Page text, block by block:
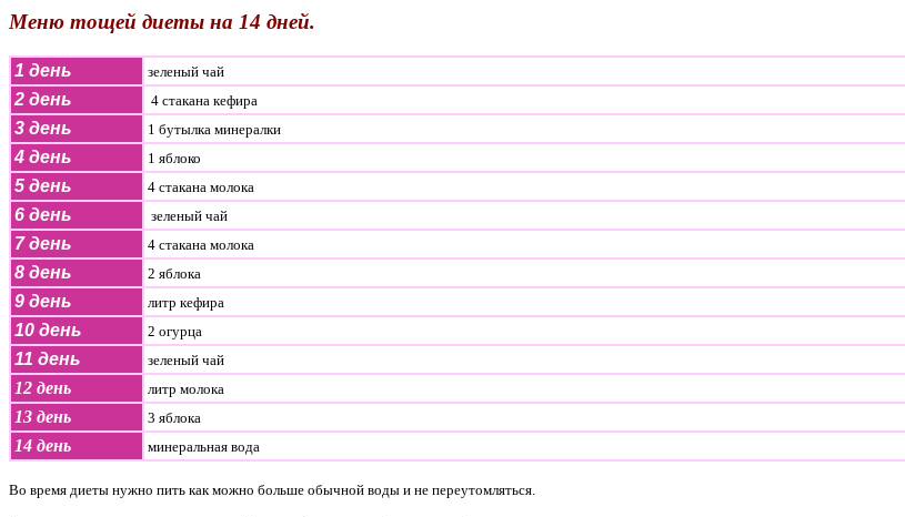
Меню тощей диеты на 14 дней.
1 день зеленый чай
2 день 4 стакана кефира
3 день 1 бутылка минералки
4 день 1 яблоко
5 день 4 стакана молока
6 день зеленый чай
7 день 4 стакана молока
8 день 2 яблока
9 день литр кефира
10 день 2 огурца
11 день зеленый чай
12 день литр молока
13 день 3 яблока
14 день минеральная вода
Во время диеты нужно пить как можно больше обычной воды и не переутомляться.